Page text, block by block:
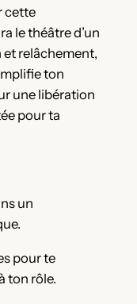
cette
le théâtre d’un
relâchement,
ton
une libération
pour ta
un
pour te
ton rôle.